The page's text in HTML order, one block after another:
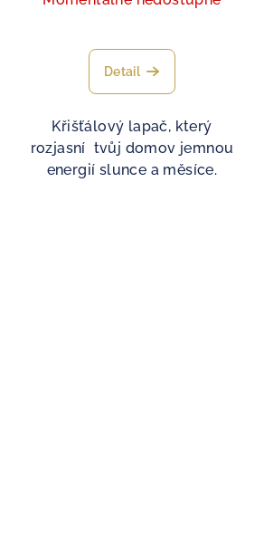
Detail
Křišťálový lapač, který
rozjasní tvůj domov jemnou
energií slunce a měsíce.